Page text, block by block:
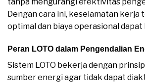
Dengan cara ini, keselamatan kerja
optimal dan biaya operasional
Peran LOTO dalam Pengendalian
Sistem LOTO bekerja dengan
sumber energi agar tidak dapat